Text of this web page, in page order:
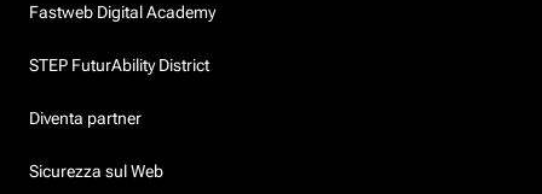
Fastweb Digital Academy
STEP FuturAbility District
Diventa partner
Sicurezza sul Web